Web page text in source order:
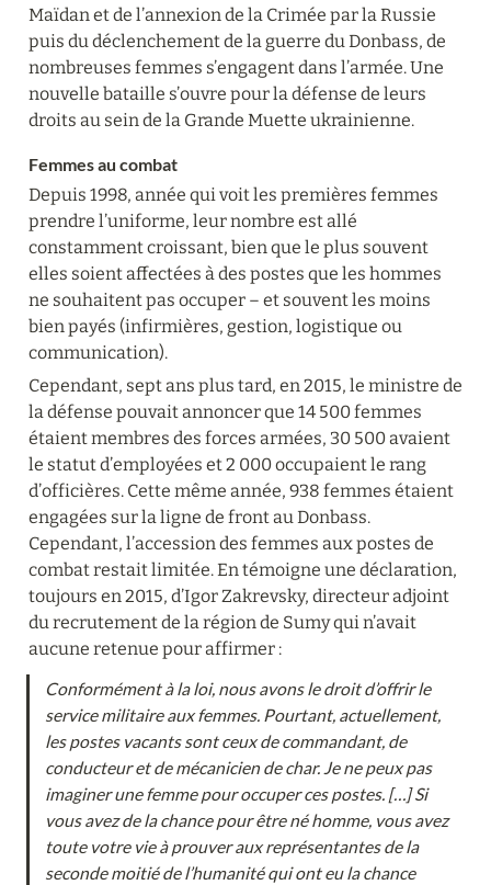
Maïdan et de l’annexion de la Crimée par la Russie
puis du déclenchement de la guerre du Donbass, de
nombreuses femmes s’engagent dans l’armée. Une
nouvelle bataille s’ouvre pour la défense de leurs
droits au sein de la Grande Muette ukrainienne.
Femmes au combat
Depuis 1998, année qui voit les premières femmes
prendre l’uniforme, leur nombre est allé
constamment croissant, bien que le plus souvent
elles soient affectées à des postes que les hommes
ne souhaitent pas occuper – et souvent les moins
bien payés (infirmières, gestion, logistique ou
communication).
Cependant, sept ans plus tard, en 2015, le ministre de
la défense pouvait annoncer que 14 500 femmes
étaient membres des forces armées, 30 500 avaient
le statut d’employées et 2 000 occupaient le rang
d’officières. Cette même année, 938 femmes étaient
engagées sur la ligne de front au Donbass.
Cependant, l’accession des femmes aux postes de
combat restait limitée. En témoigne une déclaration,
toujours en 2015, d’Igor Zakrevsky, directeur adjoint
du recrutement de la région de Sumy qui n’avait
aucune retenue pour affirmer :
Conformément à la loi, nous avons le droit d’offrir le
service militaire aux femmes. Pourtant, actuellement,
les postes vacants sont ceux de commandant, de
conducteur et de mécanicien de char. Je ne peux pas
imaginer une femme pour occuper ces postes. […] Si
vous avez de la chance pour être né homme, vous avez
toute votre vie à prouver aux représentantes de la
seconde moitié de l’humanité qui ont eu la chance